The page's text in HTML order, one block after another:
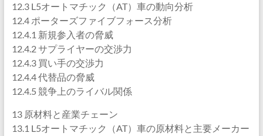
12.3 L5オートマチック（AT）車の動向分析
12.4 ポーターズファイブフォース分析
12.4.1 新規参入者の脅威
12.4.2 サプライヤーの交渉力
12.4.3 買い手の交渉力
12.4.4 代替品の脅威
12.4.5 競争上のライバル関係
13 原材料と産業チェーン
13.1 L5オートマチック（AT）車の原材料と主要メーカー